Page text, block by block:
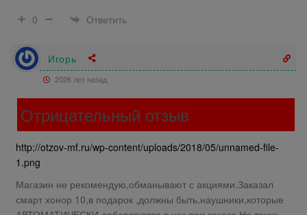
0
Ответить
Игорь
2026 лет назад
Отрицательный отзыв
http://otzov-mf.ru/wp-content/uploads/2018/05/unnamed-file-
1.png
Магазин не рекомендую,обманывают с акциями.Заказал
смарт хонор 10,в подарок ,должны быть,наушники,которые